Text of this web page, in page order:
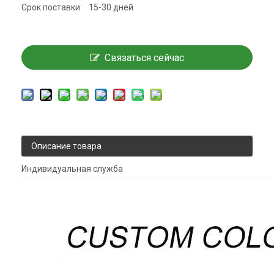
Срок поставки:
15-30 дней
Связаться сейчас
Описание товара
Индивидуальная служба